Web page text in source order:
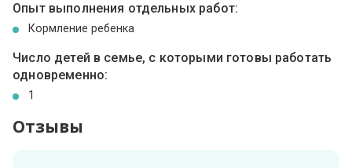
Опыт выполнения отдельных работ:
Кормление ребенка
Число детей в семье, с которыми готовы работать
одновременно:
1
Отзывы